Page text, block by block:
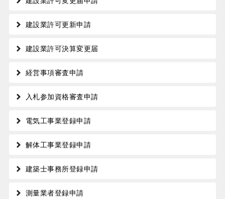
建設業許可更新申請
建設業許可決算変更届
経営事項審査申請
入札参加資格審査申請
電気工事業登録申請
解体工事業登録申請
建築士事務所登録申請
測量業者登録申請